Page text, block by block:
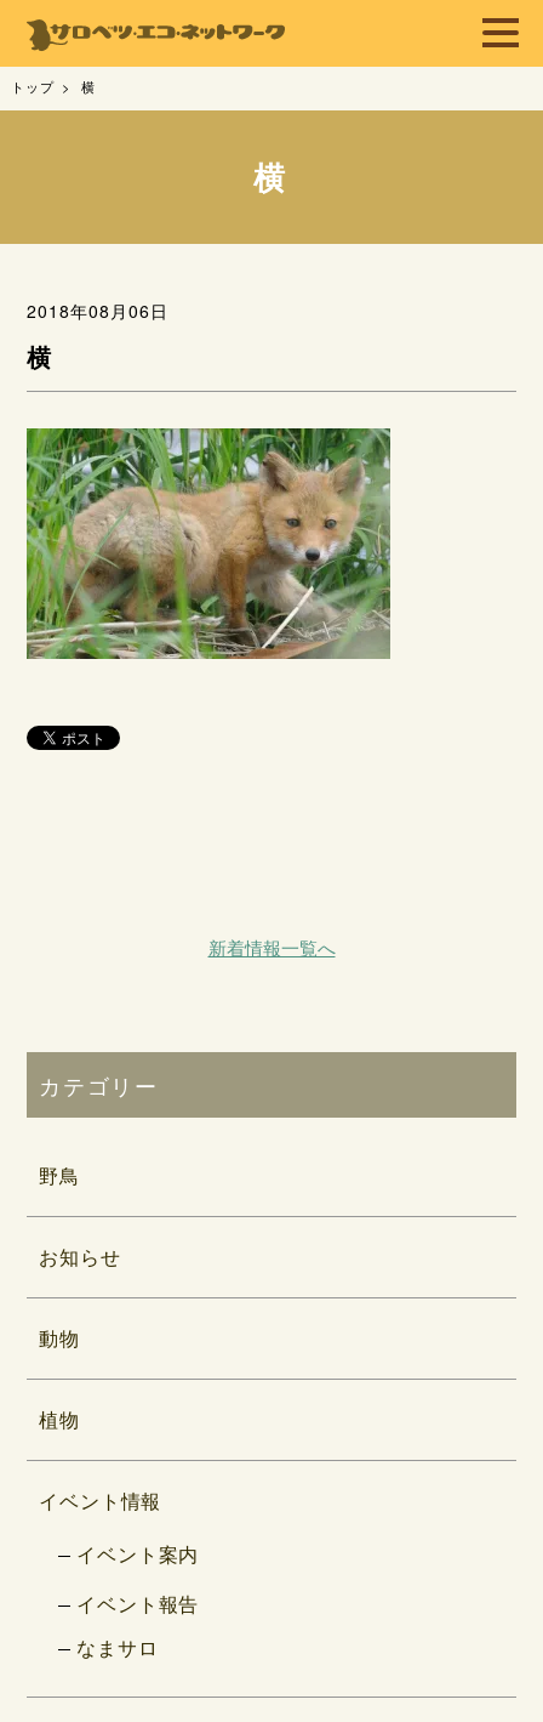
トップ 横
横
2018年08月06日
横
新着情報一覧へ
カテゴリー
野鳥
お知らせ
動物
植物
イベント情報
イベント案内
イベント報告
なまサロ